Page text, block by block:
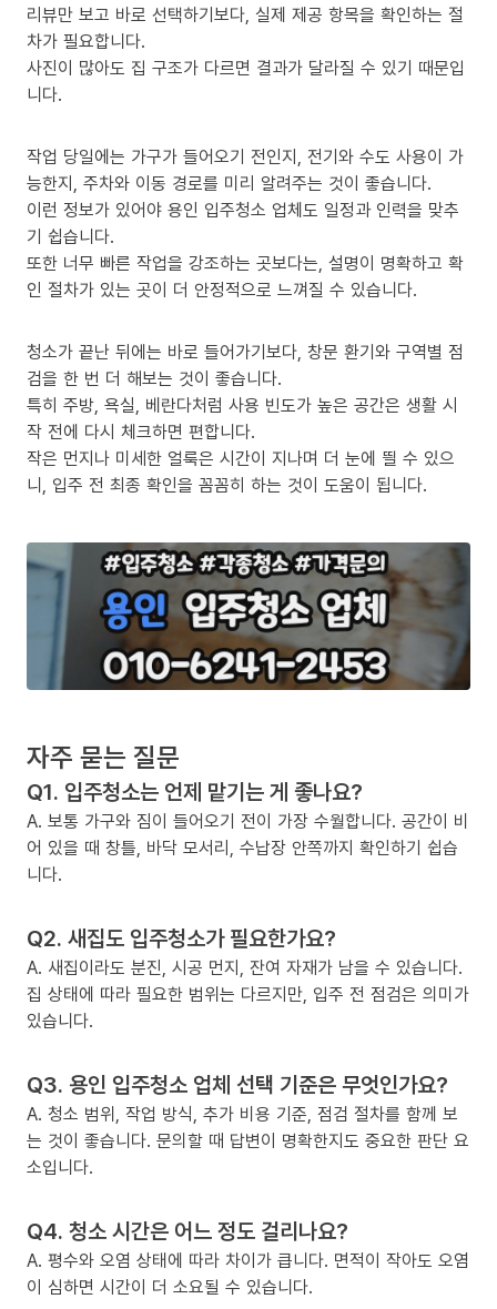
리뷰만 보고 바로 선택하기보다, 실제 제공 항목을 확인하는 절
차가 필요합니다.
사진이 많아도 집 구조가 다르면 결과가 달라질 수 있기 때문입
니다.
작업 당일에는 가구가 들어오기 전인지, 전기와 수도 사용이 가
능한지, 주차와 이동 경로를 미리 알려주는 것이 좋습니다.
이런 정보가 있어야 용인 입주청소 업체도 일정과 인력을 맞추
기 쉽습니다.
또한 너무 빠른 작업을 강조하는 곳보다는, 설명이 명확하고 확
인 절차가 있는 곳이 더 안정적으로 느껴질 수 있습니다.
청소가 끝난 뒤에는 바로 들어가기보다, 창문 환기와 구역별 점
검을 한 번 더 해보는 것이 좋습니다.
특히 주방, 욕실, 베란다처럼 사용 빈도가 높은 공간은 생활 시
작 전에 다시 체크하면 편합니다.
작은 먼지나 미세한 얼룩은 시간이 지나며 더 눈에 띌 수 있으
니, 입주 전 최종 확인을 꼼꼼히 하는 것이 도움이 됩니다.
자주 묻는 질문
Q1. 입주청소는 언제 맡기는 게 좋나요?
A. 보통 가구와 짐이 들어오기 전이 가장 수월합니다. 공간이 비
어 있을 때 창틀, 바닥 모서리, 수납장 안쪽까지 확인하기 쉽습
니다.
Q2. 새집도 입주청소가 필요한가요?
A. 새집이라도 분진, 시공 먼지, 잔여 자재가 남을 수 있습니다.
집 상태에 따라 필요한 범위는 다르지만, 입주 전 점검은 의미가
있습니다.
Q3. 용인 입주청소 업체 선택 기준은 무엇인가요?
A. 청소 범위, 작업 방식, 추가 비용 기준, 점검 절차를 함께 보
는 것이 좋습니다. 문의할 때 답변이 명확한지도 중요한 판단 요
소입니다.
Q4. 청소 시간은 어느 정도 걸리나요?
A. 평수와 오염 상태에 따라 차이가 큽니다. 면적이 작아도 오염
이 심하면 시간이 더 소요될 수 있습니다.